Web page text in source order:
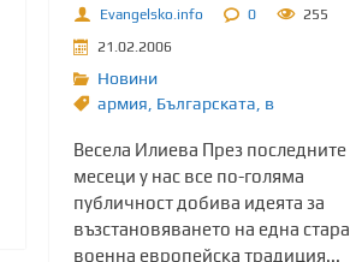
Evangelsko.info 0
255
21.02.2006
Новини
армия Българската в
Весела Илиева През последните
месеци у нас все по-голяма
публичност добива идеята за
възстановяването на една стара
военна европейска традиция...